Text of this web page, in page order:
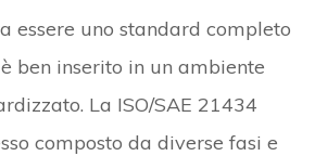
essere uno standard completo
ben inserito in un ambiente
La ISO/SAE 21434
composto da diverse fasi e